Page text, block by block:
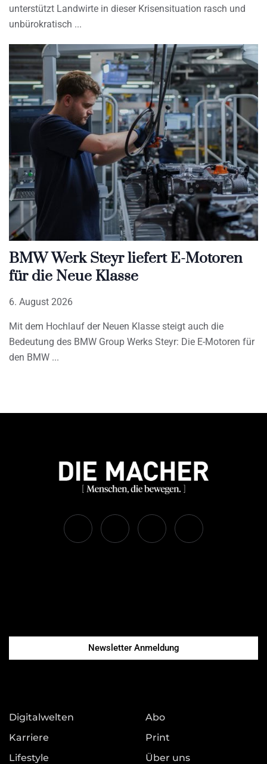
unterstützt Landwirte in dieser Krisensituation rasch und
unbürokratisch
BMW Werk Steyr liefert E-Motoren
für die Neue Klasse
6. August 2026
Mit dem Hochlauf der Neuen Klasse steigt auch die
Bedeutung des BMW Group Werks Steyr: Die E-Motoren für
den BMW
Newsletter Anmeldung
Digitalwelten
Karriere
Lifestyle
Abo
Print
Über uns